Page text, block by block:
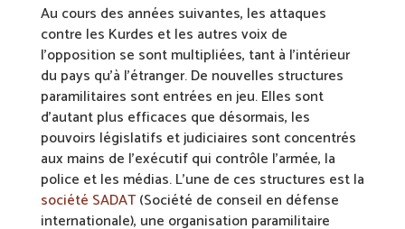
Au cours des années suivantes, les attaques
contre les Kurdes et les autres voix de
l’opposition se sont multipliées, tant à l’intérieur
du pays qu’à l’étranger. De nouvelles structures
paramilitaires sont entrées en jeu. Elles sont
d’autant plus efficaces que désormais, les
pouvoirs législatifs et judiciaires sont concentrés
aux mains de l’exécutif qui contrôle l’armée, la
police et les médias. L’une de ces structures est la
société SADAT(Société de conseil en défense
internationale), une organisation paramilitaire